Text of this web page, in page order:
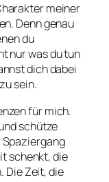
meiner
Denn genau
du
nurwasdu tun
dich dabei
sein.
für mich.
schütze
schenkt, die
Die Zeit, die